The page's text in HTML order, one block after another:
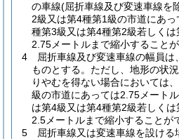
の車線(屈折車線及び変速車線を
2級又は第4種第1級の市道にあ
種第3級又は第4種第2級若しく
2.75メートルまで縮小することが
4
屈折車線及び変速車線の幅員
ものとする。 ただし、地形の状
りやむを得ない場合においては
級の市道にあっては2.75メート
は第4級又は第4種第2級若しく
2.5メートルまで縮小することが
5
屈折車線又は変速車線を設け